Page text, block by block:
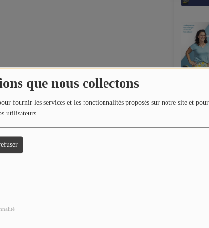
que nous collectons
fournir les services et les fonctionnalités proposés sur notre site et pour
utilisateurs.